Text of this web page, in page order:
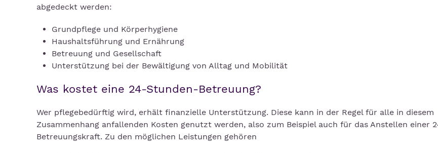
abgedeckt werden:
Grundpflege und Körperhygiene
Haushaltsführung und Ernährung
Betreuung und Gesellschaft
Unterstützung bei der Bewältigung von Alltag und Mobilität
Was kostet eine 24-Stunden-Betreuung?
Wer pflegebedürftig wird, erhält finanzielle Unterstützung. Diese kann in der Regel für alle in diesem
Zusammenhang anfallenden Kosten genutzt werden, also zum Beispiel auch für das Anstellen einer
Betreuungskraft. Zu den möglichen Leistungen gehören